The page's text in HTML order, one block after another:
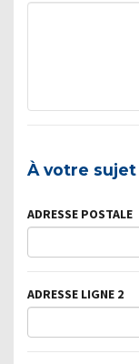
À votre
ADRESSE POSTALE
ADRESSE LIGNE 2